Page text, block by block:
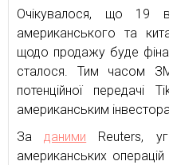
Очікувалося, що 19
американського та
щодо продажу буде
сталося. Тим часом
потенційної
американським
Заданими Reuters,
американських